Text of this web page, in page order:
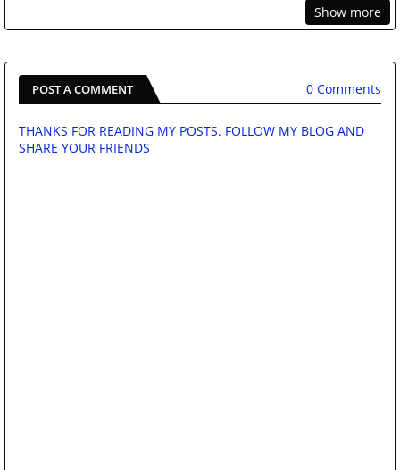
Show more
POST A COMMENT 0 Comments
THANKS FOR READING MY POSTS. FOLLOW MY BLOG AND
SHARE YOUR FRIENDS